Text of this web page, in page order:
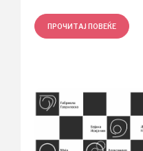
ПРОЧИТАЈ ПОВЕЌЕ